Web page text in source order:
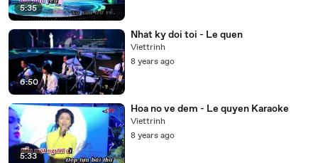
5:35
6:50
Nhat ky doi toi - Le quen
Viettrinh
8 years ago
5:33
Hoa no ve dem - Le quyen Karaoke
Viettrinh
8 years ago